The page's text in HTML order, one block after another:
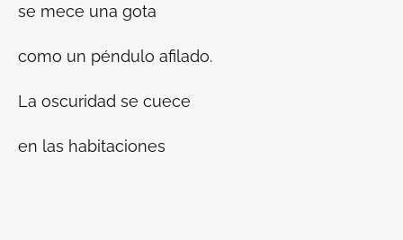
se mece una gota
como un péndulo afilado.
La oscuridad se cuece
en las habitaciones